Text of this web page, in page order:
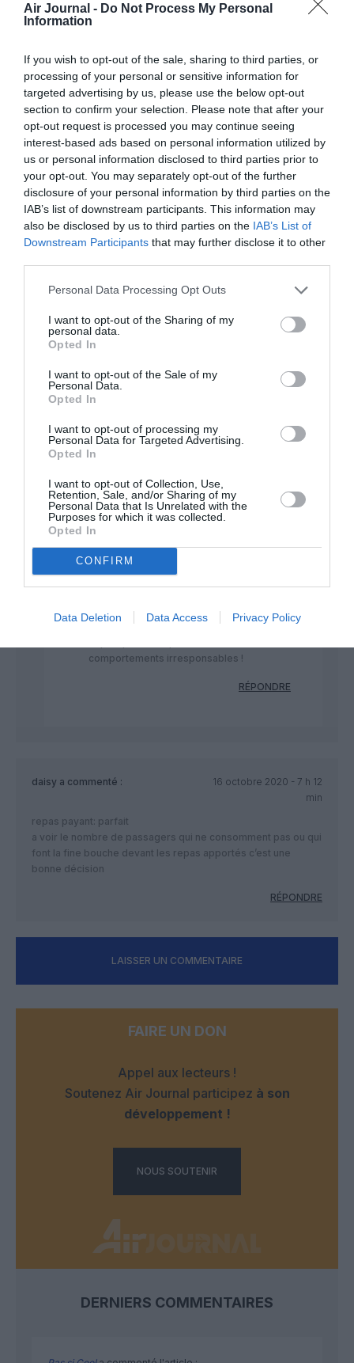
Air Journal - Do Not Process My Personal
Information
If you wish to opt-out of the sale, sharing to third parties, or
processing of your personal or sensitive information for
targeted advertising by us, please use the below opt-out
section to confirm your selection. Please note that after your
opt-out request is processed you may continue seeing
interest-based ads based on personal information utilized by
us or personal information disclosed to third parties prior to
your opt-out. You may separately opt-out of the further
disclosure of your personal information by third parties on the
IAB’s list of downstream participants. This information may
also be disclosed by us to third parties on the IAB’s List of
Downstream Participants that may further disclose it to other
Personal Data Processing Opt Outs
I want to opt-out of the Sharing of my
personal data.
Opted In
I want to opt-out of the Sale of my
Personal Data.
Opted In
I want to opt-out of processing my
Personal Data for Targeted Advertising.
Opted In
I want to opt-out of Collection, Use,
Retention, Sale, and/or Sharing of my
Personal Data that Is Unrelated with the
Purposes for which it was collected.
Opted In
CONFIRM
Data Deletion Data Access Privacy Policy
40 min
Ce sont des vols en W AMS-INN-BRU-INN-AMS
Suffit de voir les horaires des vols pour s’en rendre
compte
RÉPONDRE
FL350 a commenté :
15 octobre 2020 - 13 h 33
min
Mais pourquoi prendre des risques sur du moyen courrier, ou
pire sur du court courrier (HOP a repris le service des
boissons), alors que chacun sait que c’est lorsque les
passagers ne portent plus leur masque qu’ils sont les plus
RÉPONDRE
loloboyera commenté :
15 octobre 2020 - 22 h
Encore un pnc qui ne veut pas bosser !
a commenté :
16 h 34 min
Non, juste l’époux d’une femme médecin
gérant les urgences Covid-19 dans un
comportements irresponsables !
RÉPONDRE
daisy a commenté :
16 octobre 2020 - 7 h 12
min
repas payant: parfait
a voir le nombre de passagers qui ne consomment pas ou qui
font la fine bouche devant les repas apportés c’est une
bonne décision
RÉPONDRE
LAISSER UN COMMENTAIRE
FAIRE UN DON
Appel aux lecteurs !
Soutenez Air Journal participez à son
développement !
NOUS SOUTENIR
DERNIERS COMMENTAIRES